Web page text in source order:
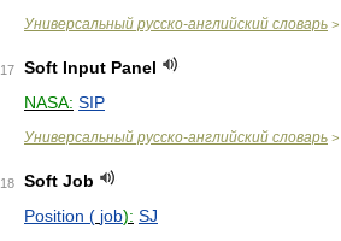
Универсальный русско-английский словарь >
17
Soft Input Panel
NASA: SIP
Универсальный русско-английский словарь >
18
Soft Job
Position ( job): SJ